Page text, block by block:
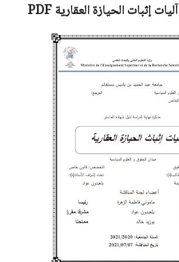
آليات إثبات الحيازة العقارية PDF